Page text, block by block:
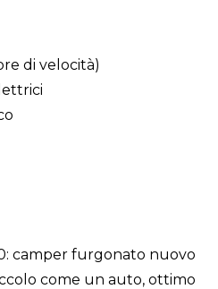
di velocità)
camper furgonato nuovo
come un auto, ottimo